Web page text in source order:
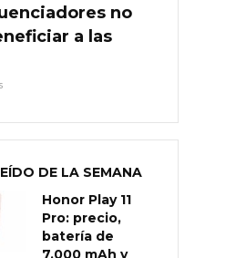
no
a las
DE LA SEMANA
Honor Play 11
Pro: precio,
batería de
7.000 mAh y